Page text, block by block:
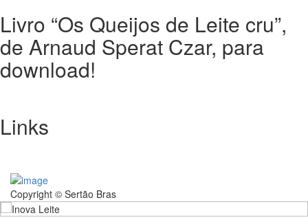
Livro “Os Queijos de Leite cru”,
de Arnaud Sperat Czar, para
download!
Links
Copyright © Sertão Bras